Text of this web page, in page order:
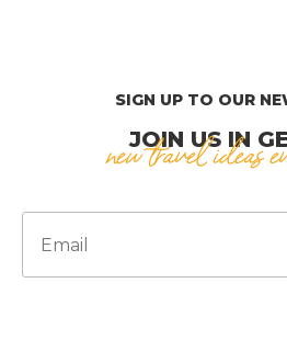
SIGN UP TO OUR
JOIN US IN
new travel ideas